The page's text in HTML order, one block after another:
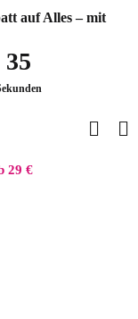
auf Alles – mit
35
29 €